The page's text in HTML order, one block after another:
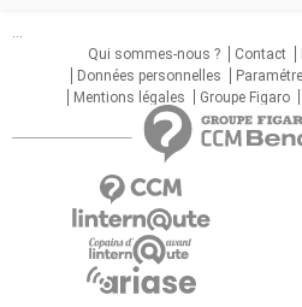
...
Qui sommes-nous ?
Contact
Données personnelles
Mentions légales
Groupe Figaro